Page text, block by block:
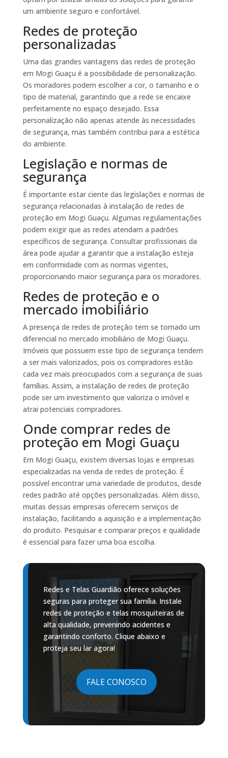
um ambiente seguro e confortável.
Redes de proteção
personalizadas
Uma das grandes vantagens das redes de proteção
em Mogi Guaçu é a possibilidade de personalização.
Os moradores podem escolher a cor, o tamanho e o
tipo de material, garantindo que a rede se encaixe
perfeitamente no espaço desejado. Essa
personalização não apenas atende às necessidades
de segurança, mas também contribui para a estética
do ambiente.
Legislação e normas de
segurança
É importante estar ciente das legislações e normas de
segurança relacionadas à instalação de redes de
proteção em Mogi Guaçu. Algumas regulamentações
podem exigir que as redes atendam a padrões
específicos de segurança. Consultar profissionais da
área pode ajudar a garantir que a instalação esteja
em conformidade com as normas vigentes,
proporcionando maior segurança para os moradores.
Redes de proteção e o
mercado imobiliário
A presença de redes de proteção tem se tornado um
diferencial no mercado imobiliário de Mogi Guaçu.
Imóveis que possuem esse tipo de segurança tendem
a ser mais valorizados, pois os compradores estão
cada vez mais preocupados com a segurança de suas
famílias. Assim, a instalação de redes de proteção
pode ser um investimento que valoriza o imóvel e
atrai potenciais compradores.
Onde comprar redes de
proteção em Mogi Guaçu
Em Mogi Guaçu, existem diversas lojas e empresas
especializadas na venda de redes de proteção. É
possível encontrar uma variedade de produtos, desde
redes padrão até opções personalizadas. Além disso,
muitas dessas empresas oferecem serviços de
instalação, facilitando a aquisição e a implementação
do produto. Pesquisar e comparar preços e qualidade
é essencial para fazer uma boa escolha.
Redes e Telas Guardião oferece soluções
seguras para proteger sua família. Instale
redes de proteção e telas mosquiteiras de
alta qualidade, prevenindo acidentes e
garantindo conforto. Clique abaixo e
proteja seu lar agora!
FALE CONOSCO